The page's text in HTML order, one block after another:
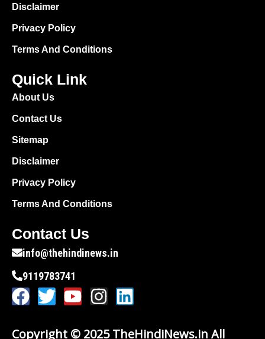
Disclaimer
Privacy Policy
Terms And Conditions
Quick Link
About Us
Contact Us
Sitemap
Disclaimer
Privacy Policy
Terms And Conditions
Contact Us
info@thehindinews.in
9119783741
Copyright © 2025 TheHindiNews.in All